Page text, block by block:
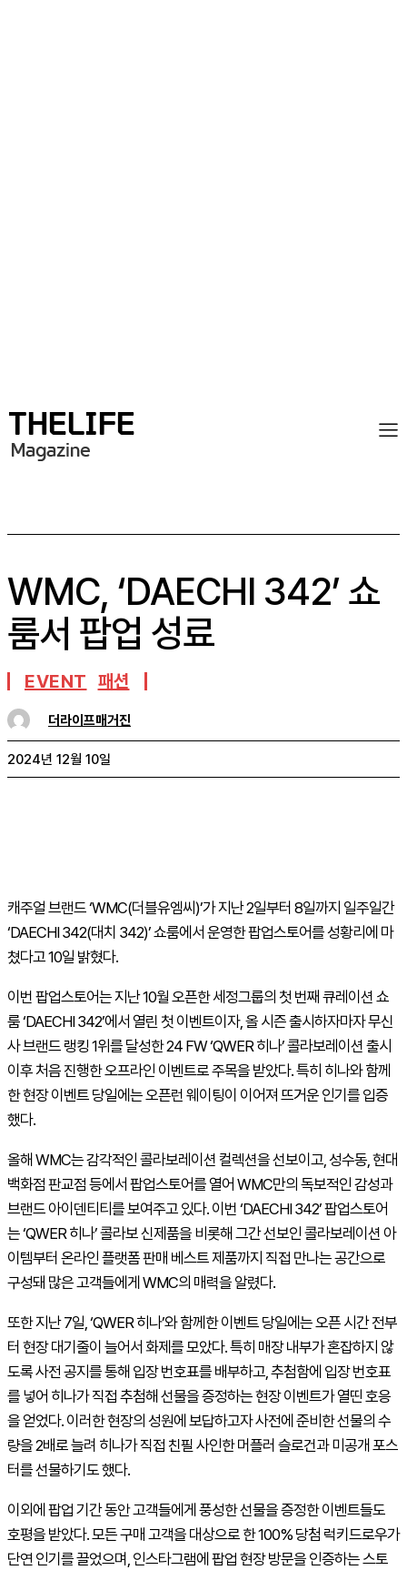
WMC, ‘DAECHI 342’ 쇼
룸서 팝업 성료
EVENT 패션
더라이프매거진
2024년 12월 10일
캐주얼 브랜드 ‘WMC(더블유엠씨)’가 지난2일부터 8일까지 일주일간
‘DAECHI 342(대치 342)’ 쇼룸에서 운영한 팝업스토어를 성황리에 마
쳤다고 10일 밝혔다.
이번 팝업스토어는 지난10월 오픈한 세정그룹의 첫 번째 큐레이션 쇼
룸 ‘DAECHI 342’에서 열린 첫 이벤트이자,올 시즌 출시하자마자 무신
사 브랜드 랭킹 1위를 달성한24 FW‘QWER히나’ 콜라보레이션 출시
이후 처음 진행한 오프라인 이벤트로 주목을 받았다.특히 히나와 함께
한 현장 이벤트 당일에는 오픈런 웨이팅이 이어져 뜨거운 인기를 입증
했다.
올해 WMC는 감각적인 콜라보레이션 컬렉션을 선보이고,성수동,현대
백화점 판교점 등에서 팝업스토어를 열어 WMC만의 독보적인 감성과
브랜드 아이덴티티를 보여주고 있다. 이번 ‘DAECHI 342’ 팝업스토어
는 ‘QWER히나’ 콜라보 신제품을 비롯해 그간 선보인 콜라보레이션 아
이템부터 온라인 플랫폼 판매 베스트 제품까지 직접 만나는 공간으로
구성돼 많은 고객들에게 WMC의 매력을 알렸다.
또한 지난7일,‘QWER히나’와 함께한 이벤트 당일에는 오픈 시간 전부
터 현장 대기줄이 늘어서 화제를 모았다.특히 매장 내부가 혼잡하지 않
도록 사전 공지를 통해 입장 번호표를 배부하고,추첨함에 입장 번호표
를 넣어 히나가 직접 추첨해 선물을 증정하는 현장 이벤트가 열띤 호응
을 얻었다. 이러한 현장의 성원에 보답하고자 사전에 준비한 선물의 수
량을2배로 늘려 히나가 직접 친필 사인한 머플러 슬로건과 미공개 포스
터를 선물하기도 했다.
이외에 팝업 기간 동안 고객들에게 풍성한 선물을 증정한 이벤트들도
호평을 받았다.모든 구매 고객을 대상으로 한100% 당첨 럭키드로우가
단연 인기를 끌었으며 , 인스타그램에 팝업 현장 방문을 인증하는 스토